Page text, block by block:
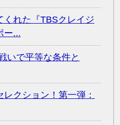
くれた『TBSクレイジ
ー...
いで平等な条件と
クション！第一弾：